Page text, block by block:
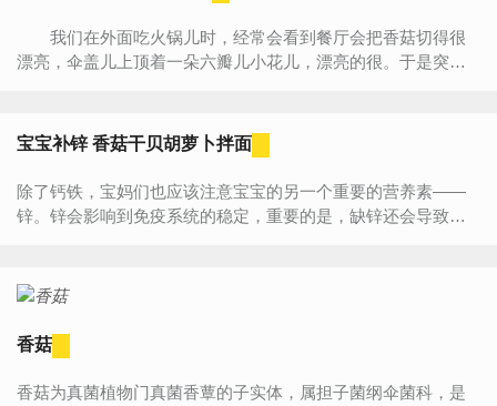
我们在外面吃火锅儿时，经常会看到餐厅会把香菇切得很
漂亮，伞盖儿上顶着一朵六瓣儿小花儿，漂亮的很。于是突发
宝宝补锌 香菇干贝胡萝卜拌面
除了钙铁，宝妈们也应该注意宝宝的另一个重要的营养素——
锌。锌会影响到免疫系统的稳定，重要的是，缺锌还会导致宝
香菇
香菇为真菌植物门真菌香蕈的子实体，属担子菌纲伞菌科，是